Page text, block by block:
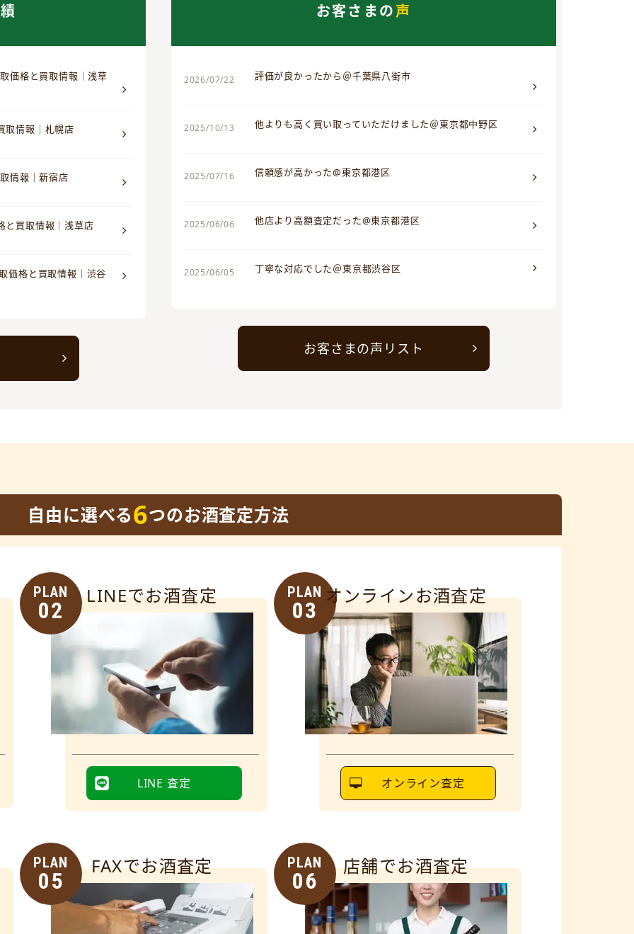
価格と買取情報｜浅草
取情報｜札幌店
情報｜新宿店
と買取情報｜浅草店
価格と買取情報｜渋谷
お客さまの声
2026/07/22 評価が良かったから＠千葉県八街市
2025/10/13 他よりも高く買い取っていただけました＠東京都中野区
2025/07/16 信頼感が高かった@東京都港区
2025/06/06 他店より高額査定だった@東京都港区
2025/06/05 丁寧な対応でした＠東京都渋谷区
お客さまの声リスト
自由に選べる6つのお酒査定方法
PLAN
02
LINEでお酒査定
LINE 査定
PLAN
03
オンラインお酒査定
オンライン査定
PLAN
05
FAXでお酒査定 PLAN
06
店舗でお酒査定